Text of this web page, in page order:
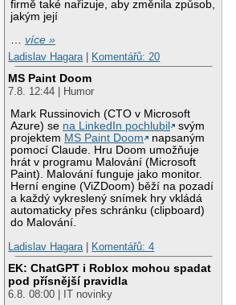
firmě také nařizuje, aby změnila způsob,
jakým její
…více »
Ladislav Hagara| Komentářů: 20
MS Paint Doom
7.8. 12:44 | Humor
Mark Russinovich (CTO v Microsoft
Azure) se na LinkedIn pochlubil
svým
projektem MS Paint Doom
napsaným
pomocí Claude. Hru Doom umožňuje
hrát v programu Malování (Microsoft
Paint). Malování funguje jako monitor.
Herní engine (ViZDoom) běží na pozadí
a každý vykreslený snímek hry vkládá
automaticky přes schránku (clipboard)
do Malování.
Ladislav Hagara| Komentářů: 4
EK: ChatGPT i Roblox mohou spadat
pod přísnější pravidla
6.8. 08:00 | IT novinky